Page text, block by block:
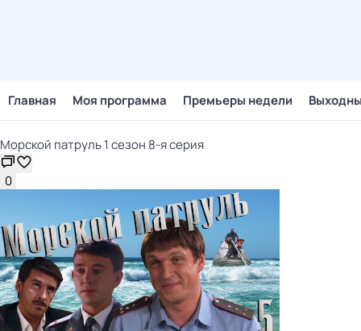
Главная Моя программа Премьеры недели
Морской патруль 1 сезон 8-я серия
0